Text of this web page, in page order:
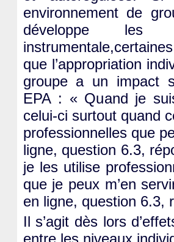
environnement de
développe les
que l’appropriation
groupe a un impact
EPA : « Quand je
celui-ci surtout quand
professionnelles que
ligne, question 6.3,
je les utilise
que je peux m’en
en ligne, question 6.3,
Il s’agit dès lors
entre les niveaux